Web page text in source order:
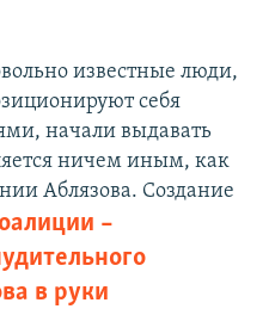
известные люди,
себя
начали выдавать
ничем иным, как
Аблязова.
–
в руки
Создание